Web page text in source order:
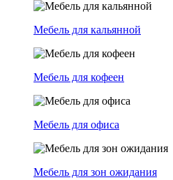
Мебель для кальянной
Мебель для кофеен
Мебель для офиса
Мебель для зон ожидания